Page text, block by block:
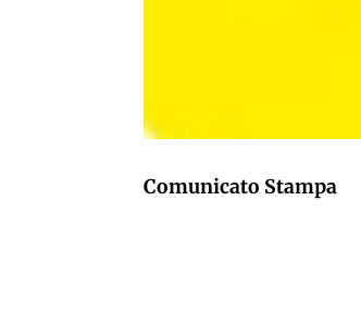
Comunicato Stampa